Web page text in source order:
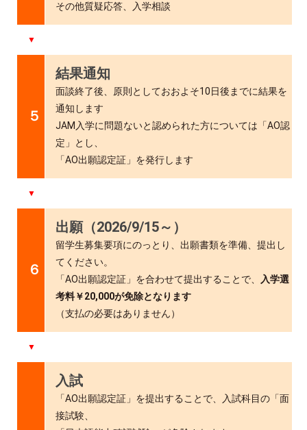
その他質疑応答、入学相談
▼
５
結果通知
面談終了後、原則としておおよそ10日後までに結果を
通知します
JAM入学に問題ないと認められた方については「AO認
定」とし、
「AO出願認定証」を発行します
▼
６
出願（2026/9/15～）
留学生募集要項にのっとり、出願書類を準備、提出し
てください。
「AO出願認定証」を合わせて提出することで、
入学選
考料￥20,000が免除となります
（支払の必要はありません）
▼
入試
「AO出願認定証」を提出することで、入試科目の「面
接試験、